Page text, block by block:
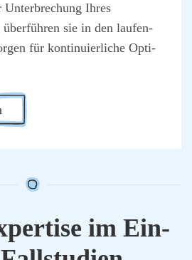
Ihres
über­füh­ren sie in den lau­fen­
für kon­ti­nu­ier­li­che Opti­
im Ein­